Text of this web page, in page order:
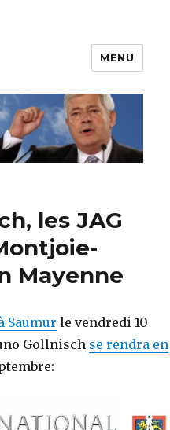
Gollnisch
MENU
les JAG
Mayenne
Saumur le vendredi 10
Gollnisch se rendra en